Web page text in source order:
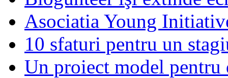
Asociatia Young
10 sfaturi pentru un
Un proiect model